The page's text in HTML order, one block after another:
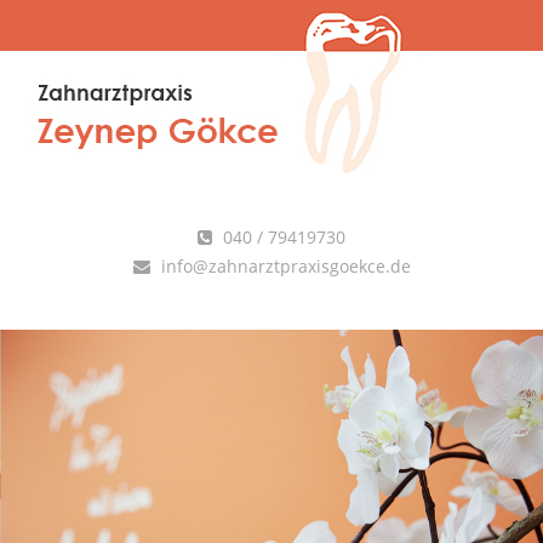
040 / 79419730
info@zahnarztpraxisgoekce.de